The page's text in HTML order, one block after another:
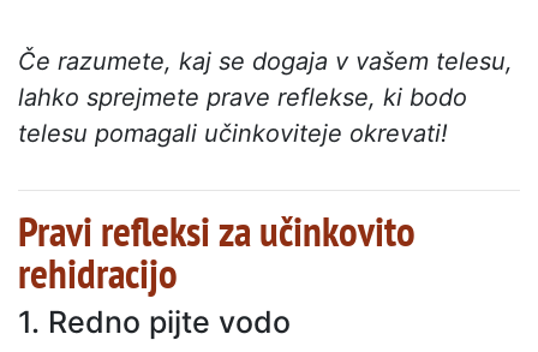
Če razumete, kaj se dogaja v vašem telesu,
lahko sprejmete prave reflekse, ki bodo
telesu pomagali učinkoviteje okrevati!
Pravi refleksi za učinkovito
rehidracijo
1. Redno pijte vodo